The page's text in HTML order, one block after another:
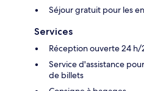
Séjour gratuit pour les
Services
Réception ouverte 24 h/
Service d'assistance
de billets